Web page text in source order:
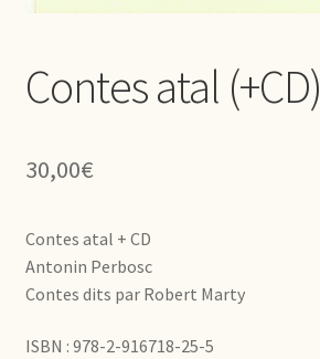
Contes atal (+CD)
30,00€
Contes atal + CD
Antonin Perbosc
Contes dits par Robert Marty
ISBN : 978-2-916718-25-5